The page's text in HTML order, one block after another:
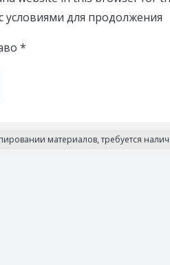
условиями для продолжения
*
материалов, требуется